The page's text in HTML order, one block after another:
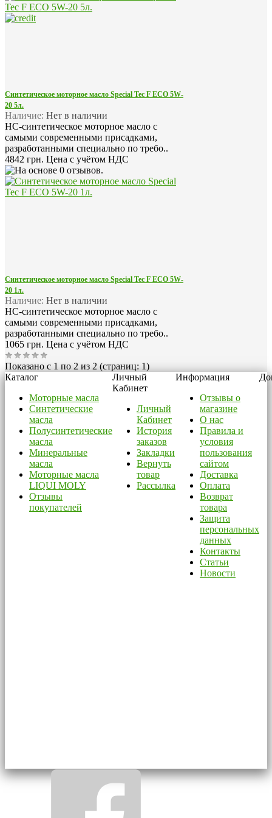
Синтетическое моторное масло Special Tec F ECO 5W-
20 5л.
Наличие: Нет в наличии
HC-синтетическое моторное масло с
самыми современными присадками,
разработанными специально по требо..
4842 грн. Цена с учётом НДС
Синтетическое моторное масло Special Tec F ECO 5W-
20 1л.
Наличие: Нет в наличии
HC-синтетическое моторное масло с
самыми современными присадками,
разработанными специально по требо..
1065 грн. Цена с учётом НДС
Показано с 1 по 2 из 2 (страниц: 1)
Каталог
Моторные масла
Синтетические
масла
Полусинтетические
масла
Минеральные
масла
Моторные масла
LIQUI MOLY
Отзывы
покупателей
Личный
Кабинет
Личный
Кабинет
История
заказов
Закладки
Вернуть
товар
Рассылка
Информация
Отзывы о
магазине
О нас
Правила и
условия
пользования
сайтом
Доставка
Оплата
Возврат
товара
Защита
персональных
данных
Контакты
Статьи
Новости